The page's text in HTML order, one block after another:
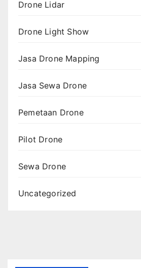
Drone Lidar
Drone Light Show
Jasa Drone Mapping
Jasa Sewa Drone
Pemetaan Drone
Pilot Drone
Sewa Drone
Uncategorized